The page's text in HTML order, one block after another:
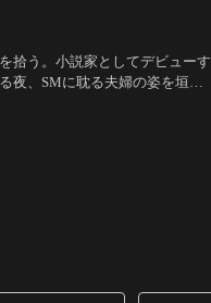
拾う。小説家としてデビューす
夜、SMに耽る夫婦の姿を垣間